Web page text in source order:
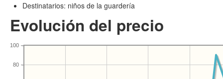
Destinatarios: niños de la guardería
Evolución del precio
80
100